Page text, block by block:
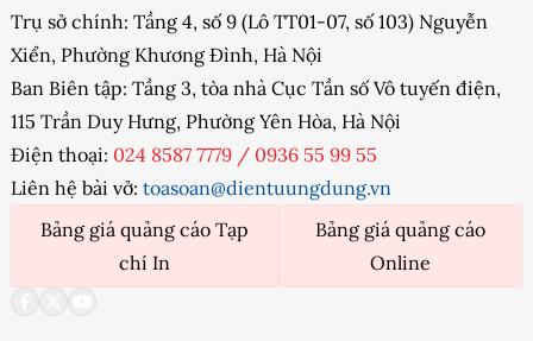
Trụ sở chính: Tầng 4, số 9 (Lô TT01-07, số 103) Nguyễn
Xiển, Phường Khương Đình, Hà Nội
Ban Biên tập: Tầng 3, tòa nhà Cục Tần số Vô tuyến điện,
115 Trần Duy Hưng, Phường Yên Hòa, Hà Nội
Điện thoại: 024 8587 7779 / 0936 55 99 55
Liên hệ bài vở: toasoan@dientuungdung.vn
Bảng giá quảng cáo Tạp
chí In
Bảng giá quảng cáo
Online